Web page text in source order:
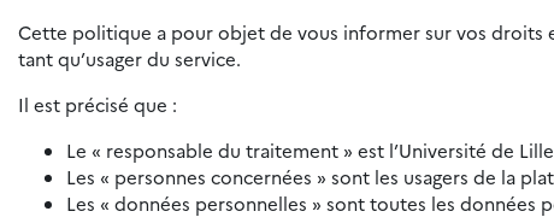
Cette politique a pour objet de vous informer sur vos droits
tant qu’usager du service.
Il est précisé que :
Le « responsable du traitement » est l’Université de
Les « personnes concernées » sont les usagers de la
Les « données personnelles » sont toutes les